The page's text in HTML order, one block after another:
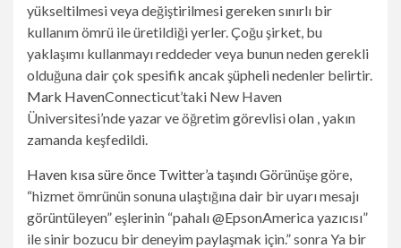
yükseltilmesi veya değiştirilmesi gereken sınırlı bir
kullanım ömrü ile üretildiği yerler. Çoğu şirket, bu
yaklaşımı kullanmayı reddeder veya bunun neden gerekli
olduğuna dair çok spesifik ancak şüpheli nedenler belirtir.
Mark HavenConnecticut’taki New Haven
Üniversitesi’nde yazar ve öğretim görevlisi olan , yakın
zamanda keşfedildi.
Haven kısa süre önce Twitter’a taşındıGörünüşe göre,
“hizmet ömrünün sonuna ulaştığına dair bir uyarı mesajı
görüntüleyen” eşlerinin “pahalı @EpsonAmerica yazıcısı”
ile sinir bozucu bir deneyim paylaşmak için.” sonraYa bir